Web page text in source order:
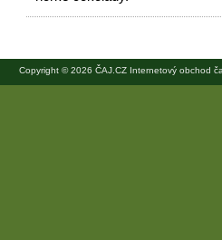
Copyright © 2026 ČAJ.CZ Internetový obchod